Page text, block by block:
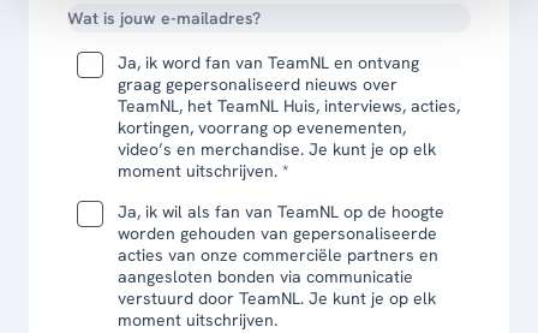
Ja, ik word fan van TeamNL en ontvang
graag gepersonaliseerd nieuws over
TeamNL, het TeamNL Huis, interviews, acties,
kortingen, voorrang op evenementen,
video’s en merchandise. Je kunt je op elk
moment uitschrijven. *
Ja, ik wil als fan van TeamNL op de hoogte
worden gehouden van gepersonaliseerde
acties van onze commerciële partners en
aangesloten bonden via communicatie
verstuurd door TeamNL. Je kunt je op elk
moment uitschrijven.